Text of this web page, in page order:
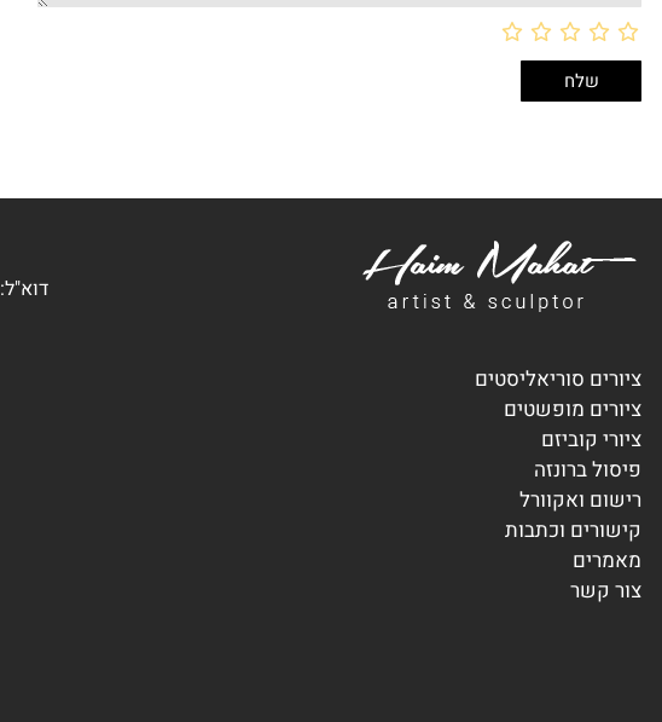
ציורים סוריאליסטים
ציורים מופשטים
ציורי קוביזם
פיסול ברונזה
רישום ואקוורל
קישורים וכתבות
מאמרים
צור קשר
דוא"ל: mahat.haim@gmail.com